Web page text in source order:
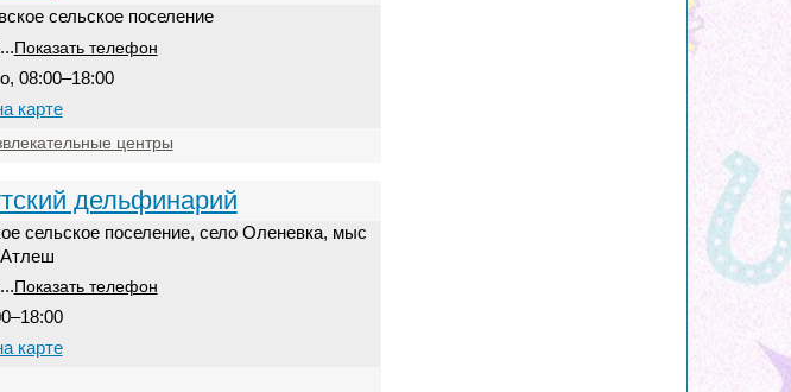
сельское поселение
Показать телефон
08:00–18:00
карте
центры
дельфинарий
сельское поселение, село Оленевка, мыс
Показать телефон
карте